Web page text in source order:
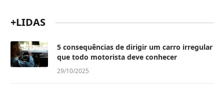
+LIDAS
5 consequências de dirigir um carro irregular
que todo motorista deve conhecer
29/10/2025